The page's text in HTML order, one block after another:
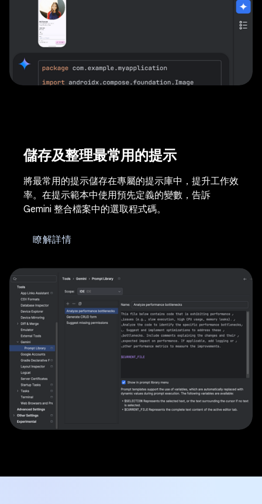
儲存及整理最常用的提示
將最常用的提示儲存在專屬的提示庫中，提升工作效
率。在提示範本中使用預先定義的變數，告訴
Gemini 整合檔案中的選取程式碼。
瞭解詳情